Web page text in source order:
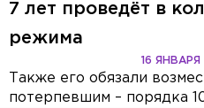
7 лет проведёт в
режима
16 ЯНВАРЯ
Также его обязали
потерпевшим – порядка